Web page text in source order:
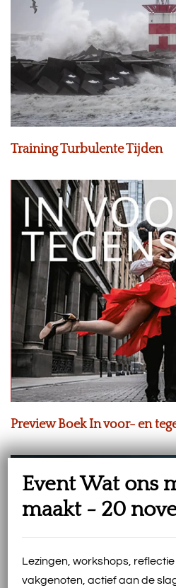
Training Turbulente Tijden
Preview Boek In voor- en
Event Wat ons
maakt - 20
Lezingen, workshops,
vakgenoten, actief aan de